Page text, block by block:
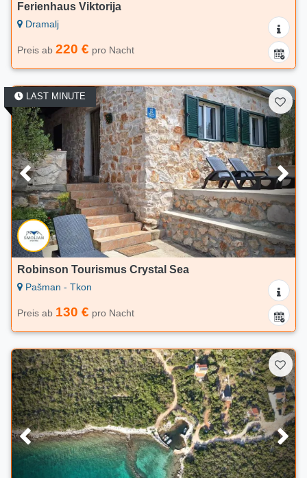
Ferienhaus Viktorija
Dramalj
Preis ab 220 € pro Nacht
LAST MINUTE
Robinson Tourismus Crystal Sea
Pašman - Tkon
Preis ab 130 € pro Nacht